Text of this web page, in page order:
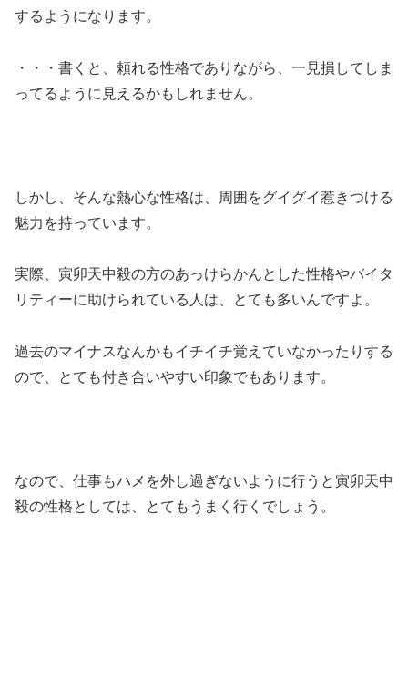
するようになります。
・・・書くと、頼れる性格でありながら、一見損してしま
ってるように見えるかもしれません。
しかし、そんな熱心な性格は、周囲をグイグイ惹きつける
魅力を持っています。
実際、寅卯天中殺の方のあっけらかんとした性格やバイタ
リティーに助けられている人は、とても多いんですよ。
過去のマイナスなんかもイチイチ覚えていなかったりする
ので、とても付き合いやすい印象でもあります。
なので、仕事もハメを外し過ぎないように行うと寅卯天中
殺の性格としては、とてもうまく行くでしょう。